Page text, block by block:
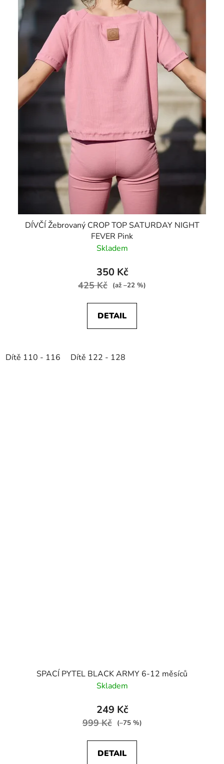
DÍVČÍ Žebrovaný CROP TOP SATURDAY NIGHT
FEVER Pink
Skladem
350 Kč
425 Kč (až –22 %)
DETAIL
Dítě 110 - 116 Dítě 122 - 128
SPACÍ PYTEL BLACK ARMY 6-12 měsíců
Skladem
249 Kč
999 Kč (–75 %)
DETAIL